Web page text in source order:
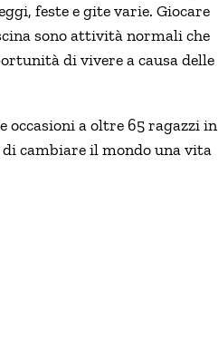
feste e gite varie. Giocare
sono attività normali che
di vivere a causa delle
occasioni a oltre 65 ragazzi in
di cambiare il mondo una vita